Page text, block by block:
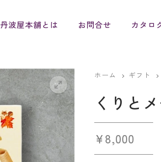
丹波屋本舗とは お問合せ カタロ
ホーム ギフト
くりと
¥8,000